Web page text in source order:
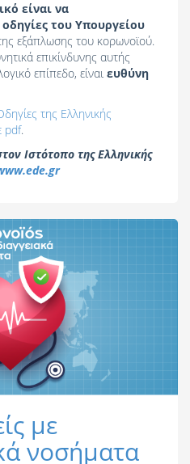
είναι να
του Υπουργείου
εξάπλωσης του κορωνοϊού.
επικίνδυνης αυτής
επίπεδο, είναι ευθύνη
της Ελληνικής
pdf.
Ιστότοπο της Ελληνικής
με
νοσήματα